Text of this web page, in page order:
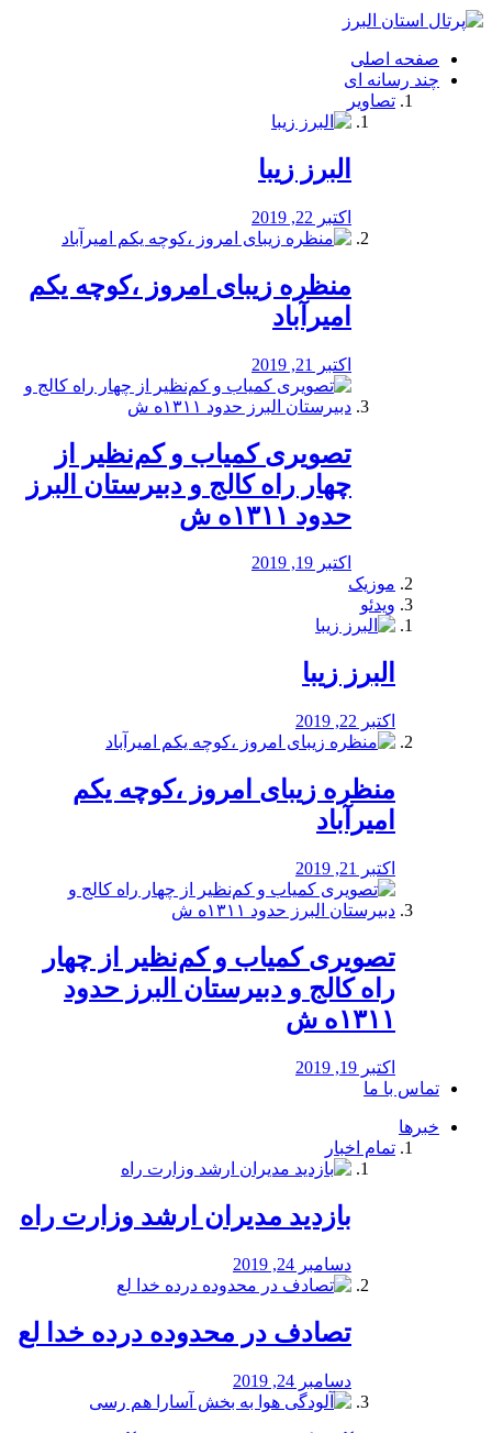
فصد
شرق
تهران
خشکشویی
صفحه اصلی
چند رسانه ای
تصاویر
البرز زیبا
اکتبر 22, 2019
منظره‌‌ زیبای امروز ،کوچه یکم
امیرآباد
اکتبر 21, 2019
️تصویری کمیاب و کم‌نظیر از
چهار راه كالج و دبيرستان البرز
حدود ۱۳۱۱ه ش
اکتبر 19, 2019
موزیک
ویدئو
البرز زیبا
اکتبر 22, 2019
منظره‌‌ زیبای امروز ،کوچه یکم
امیرآباد
اکتبر 21, 2019
️تصویری کمیاب و کم‌نظیر از چهار
راه كالج و دبيرستان البرز حدود
۱۳۱۱ه ش
اکتبر 19, 2019
تماس با ما
خبرها
تمام اخبار
بازدید مدیران ارشد وزارت راه
دسامبر 24, 2019
تصادف در محدوده درده خدا لع
دسامبر 24, 2019